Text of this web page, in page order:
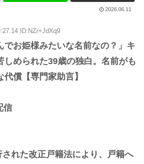
2026.06.11
ID:NZr+JdXq9
でお姫様みたいな名前なの？」キ
しめられた39歳の独白。名前がも
償【専門家助言】
信
れた改正戸籍法により、戸籍へ